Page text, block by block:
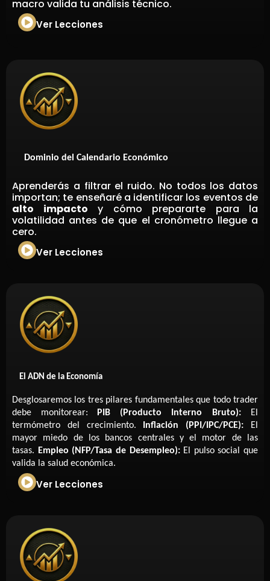
macro valida tu análisis técnico.
Ver Lecciones
Dominio del Calendario Económico
Aprenderás a filtrar el ruido. No todos los datos
importan; te enseñaré a identificar los eventos de
alto impacto y cómo prepararte para la
volatilidad antes de que el cronómetro llegue a
cero.
Ver Lecciones
El ADN de la Economía
Desglosaremos los tres pilares fundamentales que todo trader
debe monitorear:
PIB (Producto Interno Bruto):El
termómetro del crecimiento.
Inflación (PPI/IPC/PCE):El
mayor miedo de los bancos centrales y el motor de las
tasas.
Empleo (NFP/Tasa de Desempleo):El pulso social que
valida la salud económica.
Ver Lecciones